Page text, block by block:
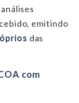
emitindo
das
com